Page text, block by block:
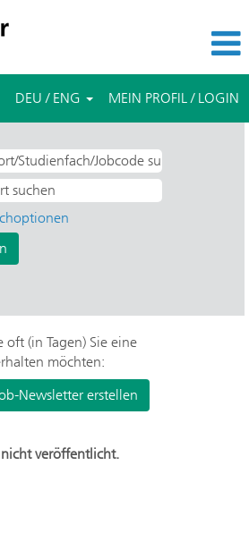
DEU / ENG MEIN PROFIL / LOGIN
oft (in Tagen) Sie eine
möchten:
Newsletter erstellen
veröffentlicht.